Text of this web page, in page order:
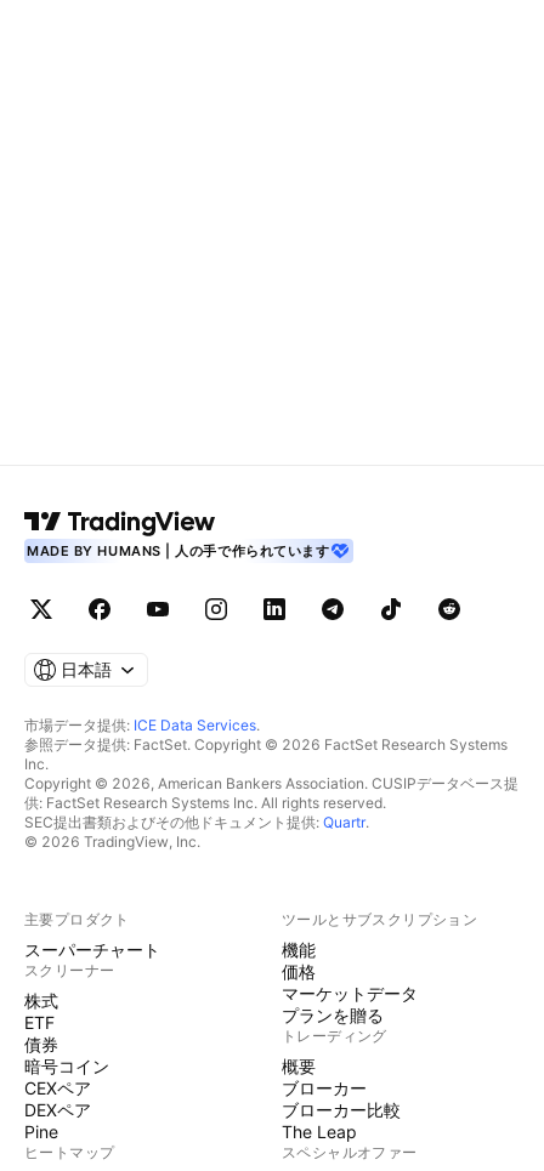
MADE BY HUMANS | 人の手で作られています
日本語
市場データ提供: ICE Data Services.
参照データ提供: FactSet. Copyright © 2026 FactSet Research Systems
Inc.
Copyright © 2026, American Bankers Association. CUSIPデータベース提
供: FactSet Research Systems Inc. All rights reserved.
SEC提出書類およびその他ドキュメント提供: Quartr.
© 2026 TradingView, Inc.
主要プロダクト
スーパーチャート
スクリーナー
株式
ETF
債券
暗号コイン
CEXペア
DEXペア
Pine
ヒートマップ
ツールとサブスクリプション
機能
価格
マーケットデータ
プランを贈る
トレーディング
概要
ブローカー
ブローカー比較
The Leap
スペシャルオファー